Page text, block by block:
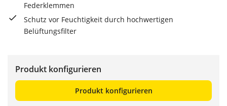
Federklemmen
Schutz vor Feuchtigkeit durch hochwertigen
Belüftungsfilter
Produkt konfigurieren
Produkt konfigurieren